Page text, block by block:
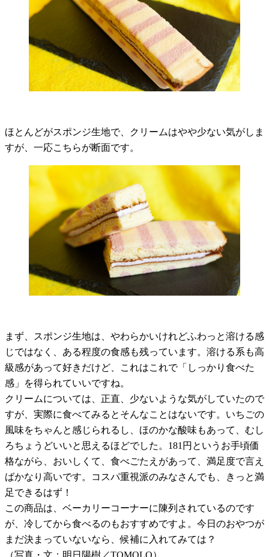
ほとんどがスポンジ生地で、クリームはやや少ない気がしま
すが、一応こちらが断面です。
まず、スポンジ生地は、やわらかいけれどふわっと溶ける感
じではなく、ある程度の食感も残っています。溶ける系も高
級感があって好きだけど、これはこれで「しっかり食べた
感」を得られていいですね。
クリームについては、正直、少ないような気がしていたので
すが、実際に食べてみるとそんなことはないです。いちごの
風味をちゃんと感じられるし、ほのかな酸味もあって、むし
ろちょうどいいと思えるほどでした。 181 円というお手頃価
格ながら、おいしくて、食べごたえがあって、満足度で言え
ばかなり高いです。コスパ重視派のみなさんでも、きっと満
足できるはず！
この商品は、ベーカリーコーナーに陳列されているのです
が、冷してから食べるのもおすすめですよ。今日のおやつが
まだ決まっていないなら、候補に入れてみては？
（写真・文：明日陽樹／TOMOLO）